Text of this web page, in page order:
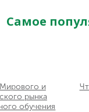
Самое
и
рынка
обучения